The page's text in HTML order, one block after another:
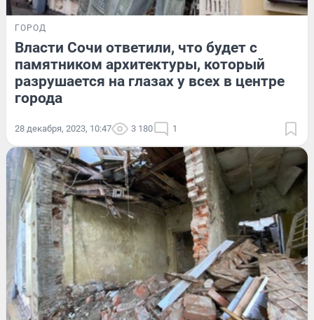
ГОРОД
Власти Сочи ответили, что будет с
памятником архитектуры, который
разрушается на глазах у всех в центре
города
28 декабря, 2023, 10:47 3 180 1